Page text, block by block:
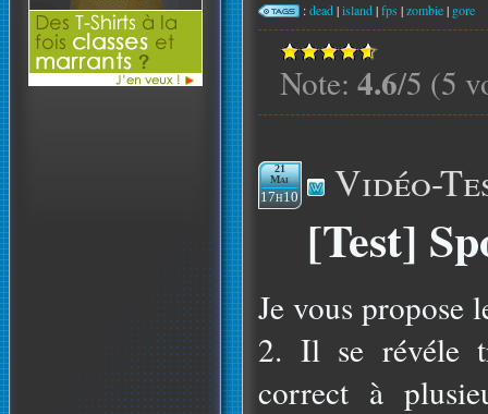
:dead|island|fps |zombie| gore
Note: 4.6/5 (5
21
Mai
17h10 Vidéo-
[Test]
Je vous propose
2. Il se révéle
correct à